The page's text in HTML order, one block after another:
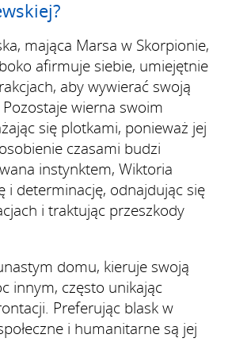
mająca Marsa w Skorpionie,
afirmuje siebie, umiejętnie
aby wywierać swoją
wierna swoim
się plotkami, ponieważ jej
czasami budzi
instynktem, Wiktoria
i determinację, odnajdując się
i traktując przeszkody
domu, kieruje swoją
innym, często unikając
Preferując blask w
i humanitarne są jej